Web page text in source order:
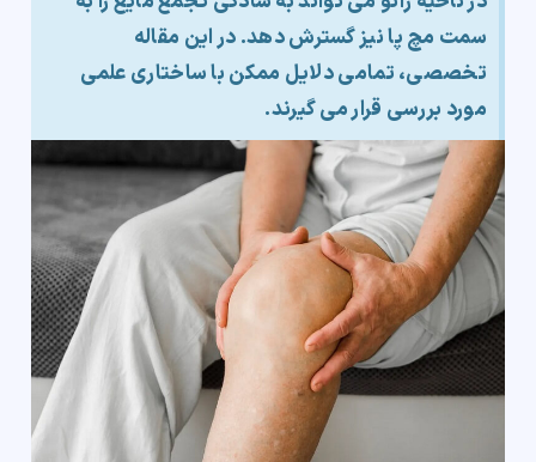
سمت مچ پا نیز گسترش دهد. در این مقاله
تخصصی، تمامی دلایل ممکن با ساختاری علمی
مورد بررسی قرار می گیرند.